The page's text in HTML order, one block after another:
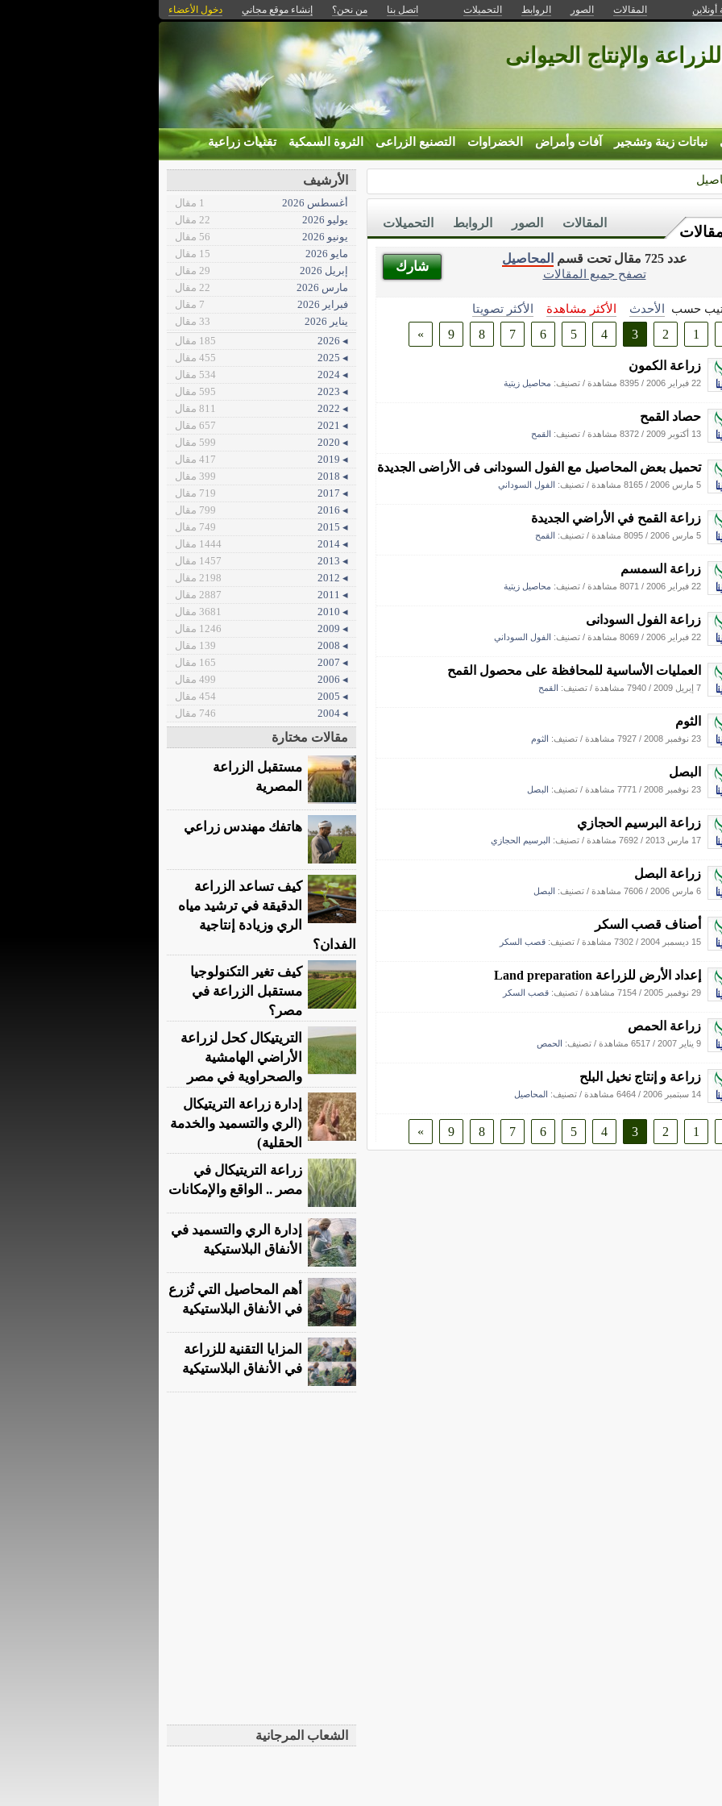
أونلاين المقالات الصور الروابط التحميلات اتصل بنا من نحن؟ إنشاء موقع مجاني دخول الأعضاء
والإنتاج الحيوانى
نباتات زينة وتشجير آفات وأمراض الخضراوات التصنيع الزراعى الثروة السمكية تقنيات زراعية
التحميلات الروابط الصور المقالات
شارك
عدد 725 مقال تحت قسم
المحاصيل
تصفح جميع المقالات
حسب الأحدث الأكثر مشاهدة
الأكثر تصويتا
1
2
3
4
5
6
7
8
9
»
زراعة الكمون
22 فبراير 2006 / 8395 مشاهدة / تصنيف: محاصيل زيتية
حصاد القمح
13 أكتوبر 2009 / 8372 مشاهدة / تصنيف: القمح
تحميل بعض المحاصيل مع الفول السودانى فى الأراضى الجديدة
5 مارس 2006 / 8165 مشاهدة / تصنيف: الفول السوداني
زراعة القمح في الأراضي الجديدة
5 مارس 2006 / 8095 مشاهدة / تصنيف: القمح
زراعة السمسم
22 فبراير 2006 / 8071 مشاهدة / تصنيف: محاصيل زيتية
زراعة الفول السودانى
22 فبراير 2006 / 8069 مشاهدة / تصنيف: الفول السوداني
العمليات الأساسية للمحافظة على محصول القمح
7 إبريل 2009 / 7940 مشاهدة / تصنيف: القمح
الثوم
23 نوفمبر 2008 / 7927 مشاهدة / تصنيف: الثوم
البصل
23 نوفمبر 2008 / 7771 مشاهدة / تصنيف: البصل
زراعة البرسيم الحجازي
17 مارس 2013 / 7692 مشاهدة / تصنيف: البرسيم الحجازي
زراعة البصل
6 مارس 2006 / 7606 مشاهدة / تصنيف: البصل
أصناف قصب السكر
15 ديسمبر 2004 / 7302 مشاهدة / تصنيف: قصب السكر
إعداد الأرض للزراعة Land preparation
29 نوفمبر 2005 / 7154 مشاهدة / تصنيف: قصب السكر
زراعة الحمص
9 يناير 2007 / 6517 مشاهدة / تصنيف: الحمص
زراعة و إنتاج نخيل البلح
14 سبتمبر 2006 / 6464 مشاهدة / تصنيف: المحاصيل
1
2
3
4
5
6
7
8
9
»
الأرشيف
أغسطس 2026
1 مقال
يوليو 2026
22 مقال
يونيو 2026
56 مقال
مايو 2026
15 مقال
إبريل 2026
29 مقال
مارس 2026
22 مقال
فبراير 2026
7 مقال
يناير 2026
33 مقال
◂ 2026
185 مقال
◂ 2025
455 مقال
◂ 2024
534 مقال
◂ 2023
595 مقال
◂ 2022
811 مقال
◂ 2021
657 مقال
◂ 2020
599 مقال
◂ 2019
417 مقال
◂ 2018
399 مقال
◂ 2017
719 مقال
◂ 2016
799 مقال
◂ 2015
749 مقال
◂ 2014
1444 مقال
◂ 2013
1457 مقال
◂ 2012
2198 مقال
◂ 2011
2887 مقال
◂ 2010
3681 مقال
◂ 2009
1246 مقال
◂ 2008
139 مقال
◂ 2007
165 مقال
◂ 2006
499 مقال
◂ 2005
454 مقال
◂ 2004
746 مقال
مقالات مختارة
مستقبل الزراعة
المصرية
هاتفك مهندس زراعي
كيف تساعد الزراعة
الدقيقة في ترشيد مياه
الري وزيادة إنتاجية
الفدان؟
كيف تغير التكنولوجيا
مستقبل الزراعة في
مصر؟
التريتيكال كحل لزراعة
الأراضي الهامشية
والصحراوية في مصر
إدارة زراعة التريتيكال
(الري والتسميد والخدمة
الحقلية)
زراعة التريتيكال في
مصر .. الواقع والإمكانات
إدارة الري والتسميد في
الأنفاق البلاستيكية
أهم المحاصيل التي تُزرع
في الأنفاق البلاستيكية
المزايا التقنية للزراعة
في الأنفاق البلاستيكية
الشعاب المرجانية